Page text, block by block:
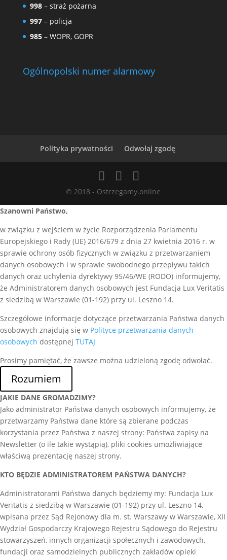
998– straż pożarna
997– policja
985– WOPR, GOPR
Ogólnopolski numer alarmowy
Polityka prywatności Odwołaj zgodę
© 2018 - Ostrzegamy.online
Szanowni Państwo,
w związku z wejściem w życie Rozporządzenia Parlamentu
Europejskiego i Rady (UE) 2016/679 z dnia 27 kwietnia 2016 r. w
sprawie ochrony osób fizycznych w związku z przetwarzaniem
danych osobowych i w sprawie swobodnego przepływu takich
danych oraz uchylenia dyrektywy 95/46/WE (RODO) informujemy,
że Administratorem danych osobowych jest Fundacja Lux Veritatis
z siedzibą w Warszawie (01-192) przy ul. Leszno 14.
Szczegółowe informacje dotyczące przetwarzania Państwa danych
osobowych znajdują się w Polityce przetwarzania danych
osobowych dostępnej TUTAJ
Prosimy pamiętać, że zawsze można udzieloną zgodę odwołać.
Rozumiem
JAKIE DANE GROMADZIMY?
Jako administrator Państwa danych osobowych informujemy, że
przetwarzamy Państwa dane które są zbierane podczas
korzystania przez Państwa z naszej strony: Państwa zapisy na
Newsletter (o ile takie wystąpią), pliki cookies umożliwiające
właściwą prezentację naszej strony.
KTO BĘDZIE ADMINISTRATOREM PAŃSTWA DANYCH?
Administratorami Państwa danych będziemy my: Fundacja Lux
Veritatis z siedzibą w Warszawie (01-192) przy ul. Leszno 14,
wpisana przez Sąd Rejonowy dla m. st. Warszawy w Warszawie, XII
Wydział Gospodarczy Krajowego Rejestru Sądowego do Rejestru
stowarzyszeń, innych organizacji społecznych i zawodowych,
fundacji oraz samodzielnych publicznych zakładów opieki